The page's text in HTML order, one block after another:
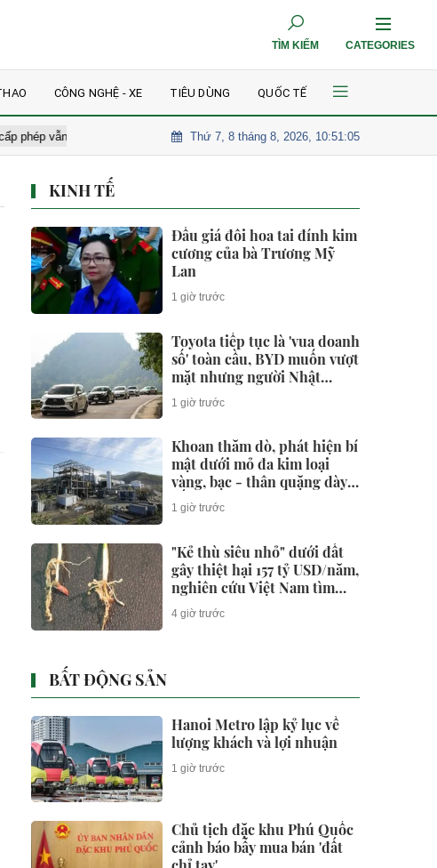
TÌM KIẾM CATEGORIES
CÔNG NGHỆ - XE TIÊU DÙNG QUỐC TẾ
đang được quảng cáo rầm rộ Sóng cuốn 4 du khách xuống biển khi
Thứ 7, 8 tháng 8, 2026, 10:51:06
KINH TẾ
Đấu giá đôi hoa tai đính kim
cương của bà Trương Mỹ
Lan
1 giờ trước
Toyota tiếp tục là 'vua doanh
số' toàn cầu, BYD muốn vượt
mặt nhưng người Nhật
'nhanh hơn' ở một điểm
1 giờ trước
Khoan thăm dò, phát hiện bí
mật dưới mỏ đa kim loại
vàng, bạc - thân quặng dày
bất thường hé lộ dư địa khai
thác lớn
1 giờ trước
"Kẻ thù siêu nhỏ" dưới đất
gây thiệt hại 157 tỷ USD/năm,
nghiên cứu Việt Nam tìm
cách bảo vệ cây lúa
4 giờ trước
BẤT ĐỘNG SẢN
Hanoi Metro lập kỷ lục về
lượng khách và lợi nhuận
1 giờ trước
Chủ tịch đặc khu Phú Quốc
cảnh báo bẫy mua bán 'đất